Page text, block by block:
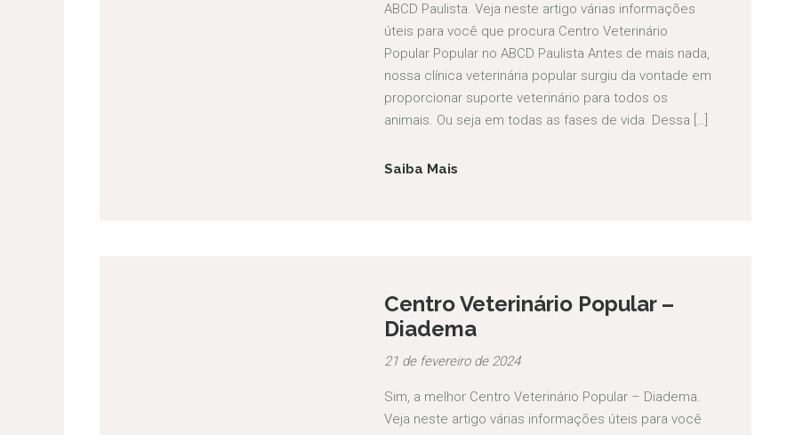
ABCD Paulista. Veja neste artigo várias informações
úteis para você que procura Centro Veterinário
Popular Popular no ABCD Paulista Antes de mais nada,
nossa clínica veterinária popular surgiu da vontade em
proporcionar suporte veterinário para todos os
animais. Ou seja em todas as fases de vida. Dessa […]
Saiba Mais
Centro Veterinário Popular –
Diadema
21 de fevereiro de 2024
Sim, a melhor Centro Veterinário Popular – Diadema.
Veja neste artigo várias informações úteis para você